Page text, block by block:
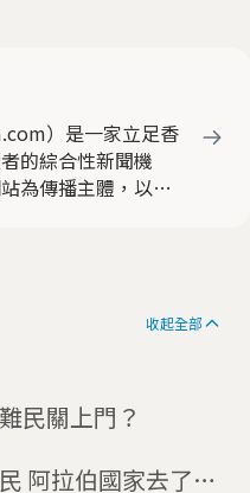
）是一家立足香
的綜合性新聞機
為傳播主體，以原
download/
收起全部
民關上門？
阿拉伯國家去了哪